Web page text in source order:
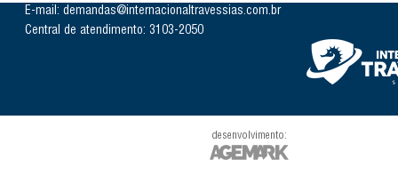
E-mail: demandas@internacionaltravessias.com.br
Central de atendimento: 3103-2050
desenvolvimento: